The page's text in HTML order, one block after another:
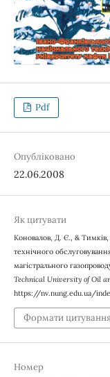
Pdf
Опубліковано
22.06.2008
Як цитувати
Коновалов, Д. Є., &
технічного
магістрального
Technical University of Oil
https://nv.nung.edu.ua/
Формати
Номер